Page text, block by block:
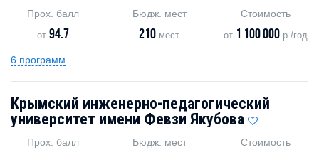
Прох. балл
от94.7
Бюдж. мест
210 мест
Стоимость
от 1 100 000 р./год
6 программ
Крымский инженерно-педагогический
университет имени Февзи Якубова
Прох. балл Бюдж. мест Стоимость